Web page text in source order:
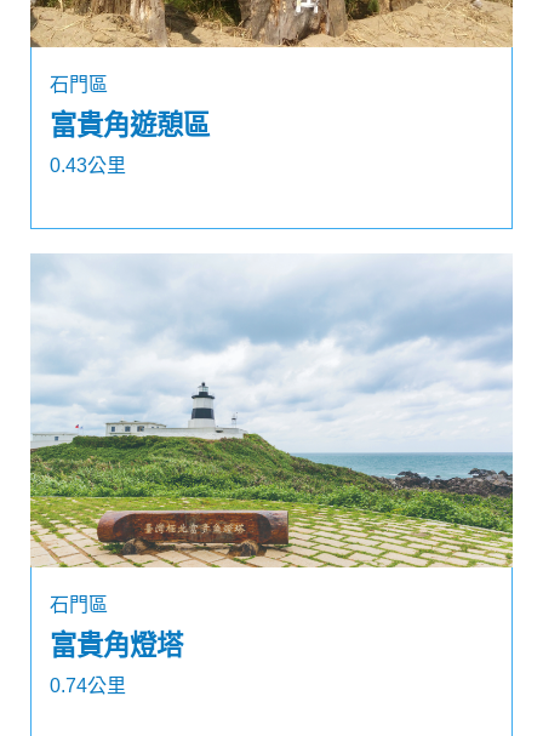
石門區
富貴角遊憩區
0.43公里
石門區
富貴角燈塔
0.74公里